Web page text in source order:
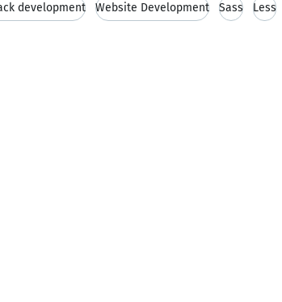
development Website Development Sass Less